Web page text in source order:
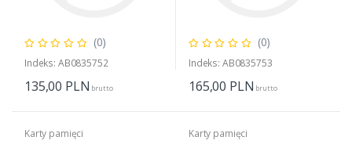
(0)
Indeks: AB0835752
135,00 PLN brutto
(0)
Indeks: AB0835753
165,00 PLN brutto
Karty pamięci
Karty pamięci